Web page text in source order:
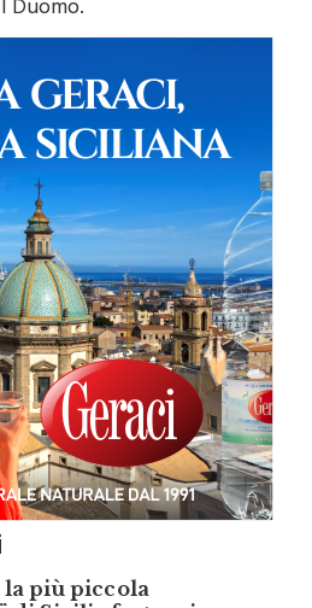
più piccola
Sicilia festeggia